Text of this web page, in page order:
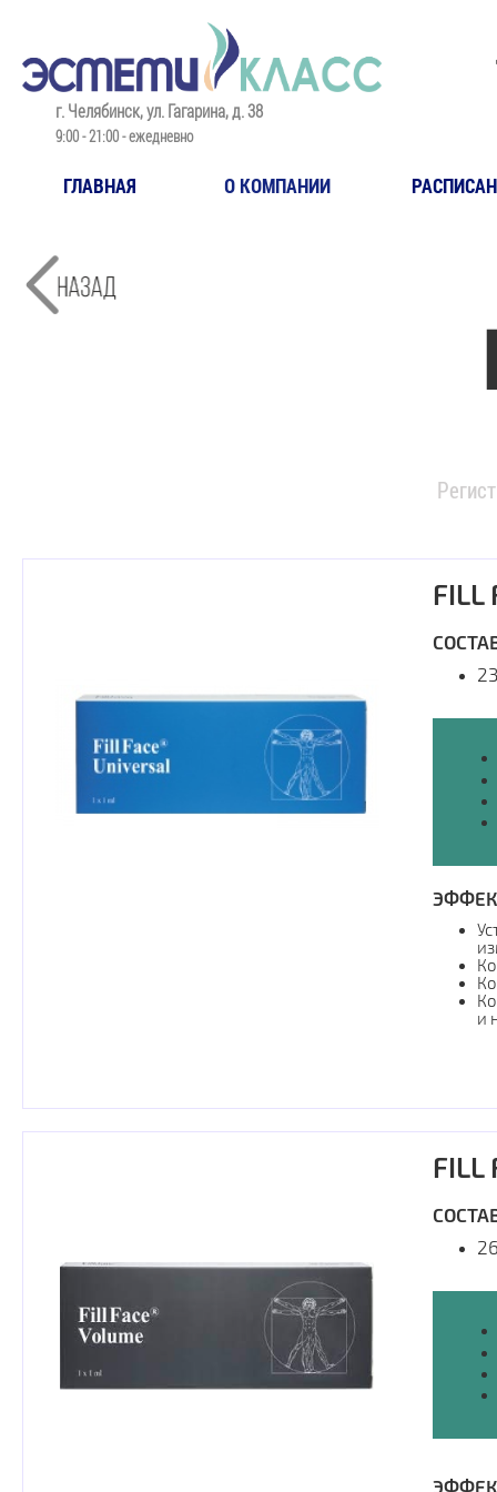
​г. Челябинск, ул. Гагарина, д. 38
​9:00 - 21:00 - ежедневно
ГЛАВНАЯ О КОМПАНИИ
FILL
​и
FILL